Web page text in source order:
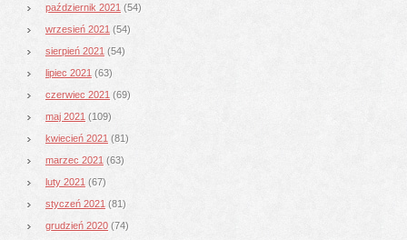
październik 2021 (54)
wrzesień 2021 (54)
sierpień 2021 (54)
lipiec 2021 (63)
czerwiec 2021 (69)
maj 2021 (109)
kwiecień 2021 (81)
marzec 2021 (63)
luty 2021 (67)
styczeń 2021 (81)
grudzień 2020 (74)